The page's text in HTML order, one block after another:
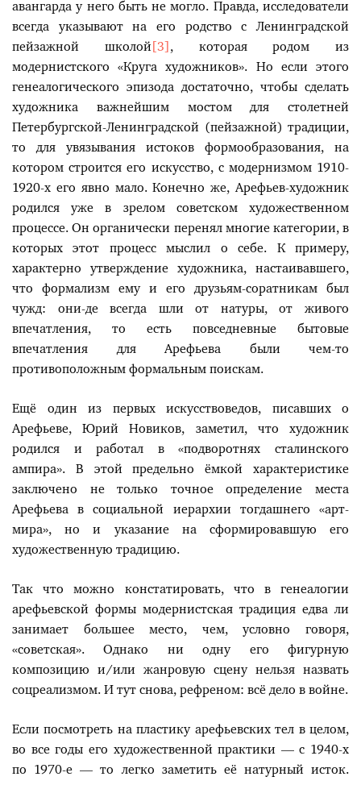
авангарда у него быть не могло. Правда, исследователи
всегда указывают на его родство с Ленинградской
пейзажной школой[3] , которая родом из
модернистского «Круга художников». Но если этого
генеалогического эпизода достаточно, чтобы сделать
художника важнейшим мостом для столетней
Петербургской-Ленинградской (пейзажной) традиции,
то для увязывания истоков формообразования, на
котором строится его искусство, с модернизмом 1910-
1920-х его явно мало. Конечно же, Арефьев-художник
родился уже в зрелом советском художественном
процессе. Он органически перенял многие категории, в
которых этот процесс мыслил о себе. К примеру,
характерно утверждение художника, настаивавшего,
что формализм ему и его друзьям-соратникам был
чужд: они-де всегда шли от натуры, от живого
впечатления, то есть повседневные бытовые
впечатления для Арефьева были чем-то
противоположным формальным поискам.
Ещё один из первых искусствоведов, писавших о
Арефьеве, Юрий Новиков, заметил, что художник
родился и работал в «подворотнях сталинского
ампира». В этой предельно ёмкой характеристике
заключено не только точное определение места
Арефьева в социальной иерархии тогдашнего «арт-
мира», но и указание на сформировавшую его
художественную традицию.
Так что можно констатировать, что в генеалогии
арефьевской формы модернистская традиция едва ли
занимает большее место, чем, условно говоря,
«советская». Однако ни одну его фигурную
композицию и/или жанровую сцену нельзя назвать
соцреализмом. И тут снова, рефреном: всё дело в войне.
Если посмотреть на пластику арефьевских тел в целом,
во все годы его художественной практики — с 1940-х
по 1970-е — то легко заметить её натурный исток.